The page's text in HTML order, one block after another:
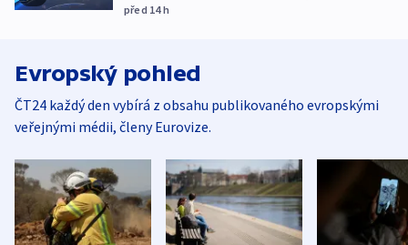
před 14h
Evropský pohled
ČT24 každý den vybírá z obsahu publikovaného evropskými
veřejnými médii, členy Eurovize.